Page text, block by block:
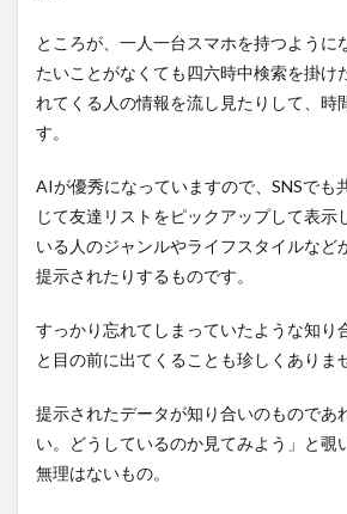
ところが、一人一台スマホを持つように
たいことがなくても四六時中検索を掛け
れてくる人の情報を流し見たりして、時
す。
AIが優秀になっていますので、SNSでも
じて友達リストをピックアップして表示
いる人のジャンルやライフスタイルなど
提示されたりするものです。
すっかり忘れてしまっていたような知り
と目の前に出てくることも珍しくありま
提示されたデータが知り合いのものであ
い。どうしているのか見てみよう」と覗
無理はないもの。